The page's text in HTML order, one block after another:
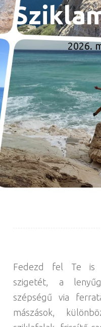
2026.
Fedezd fel Te is
szigetét, a
szépségű via
mászások,